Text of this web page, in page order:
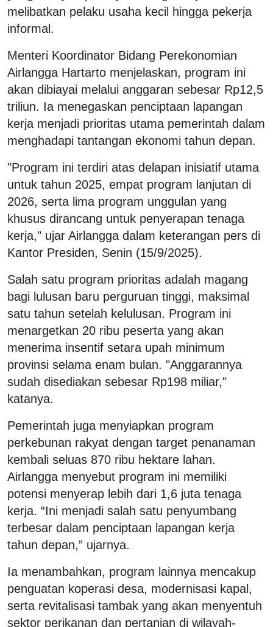
melibatkan pelaku usaha kecil hingga pekerja
informal.
Menteri Koordinator Bidang Perekonomian
Airlangga Hartarto menjelaskan, program ini
akan dibiayai melalui anggaran sebesar Rp12,5
triliun. Ia menegaskan penciptaan lapangan
kerja menjadi prioritas utama pemerintah dalam
menghadapi tantangan ekonomi tahun depan.
"Program ini terdiri atas delapan inisiatif utama
untuk tahun 2025, empat program lanjutan di
2026, serta lima program unggulan yang
khusus dirancang untuk penyerapan tenaga
kerja," ujar Airlangga dalam keterangan pers di
Kantor Presiden, Senin (15/9/2025).
Salah satu program prioritas adalah magang
bagi lulusan baru perguruan tinggi, maksimal
satu tahun setelah kelulusan. Program ini
menargetkan 20 ribu peserta yang akan
menerima insentif setara upah minimum
provinsi selama enam bulan. "Anggarannya
sudah disediakan sebesar Rp198 miliar,"
katanya.
Pemerintah juga menyiapkan program
perkebunan rakyat dengan target penanaman
kembali seluas 870 ribu hektare lahan.
Airlangga menyebut program ini memiliki
potensi menyerap lebih dari 1,6 juta tenaga
kerja. “Ini menjadi salah satu penyumbang
terbesar dalam penciptaan lapangan kerja
tahun depan,” ujarnya.
Ia menambahkan, program lainnya mencakup
penguatan koperasi desa, modernisasi kapal,
serta revitalisasi tambak yang akan menyentuh
sektor perikanan dan pertanian di wilayah-